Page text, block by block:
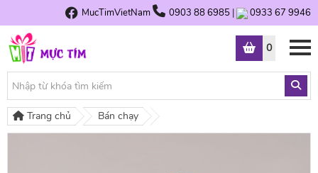
MucTimVietNam 0903 88 6985 | 0933 67 9946
0
Trang chủ Bán chạy